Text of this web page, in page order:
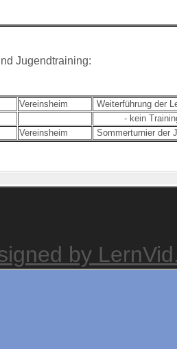
Jugendtraining:
Vereinsheim
Weiterführung der
- kein Training
Vereinsheim Sommerturnier der
by